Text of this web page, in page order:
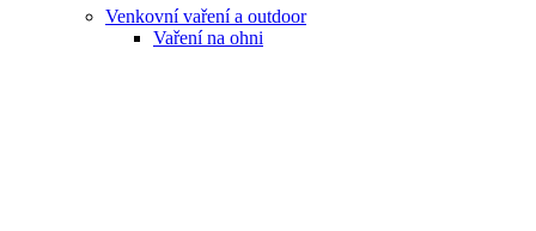
Venkovní vaření a outdoor
Vaření na ohni